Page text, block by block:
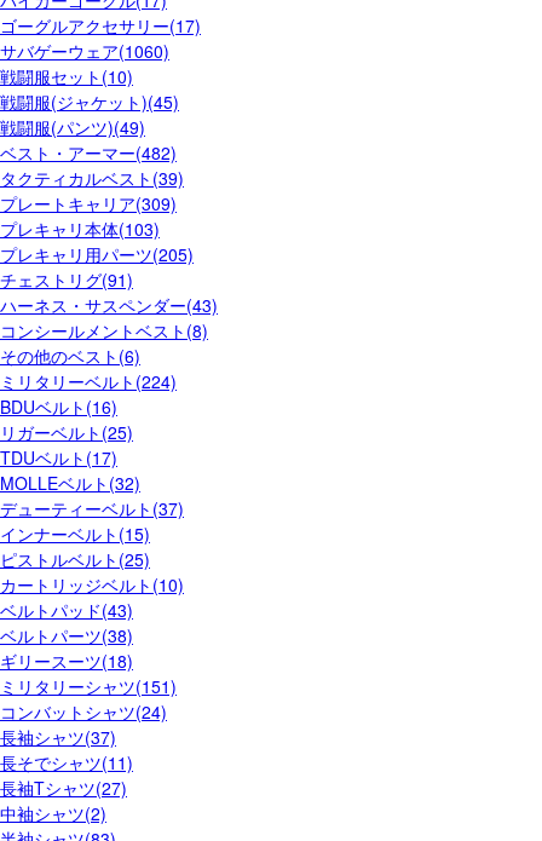
ゴーグルアクセサリー(17)
サバゲーウェア(1060)
戦闘服セット(10)
戦闘服(ジャケット)(45)
戦闘服(パンツ)(49)
ベスト・アーマー(482)
タクティカルベスト(39)
プレートキャリア(309)
プレキャリ本体(103)
プレキャリ用パーツ(205)
チェストリグ(91)
ハーネス・サスペンダー(43)
コンシールメントベスト(8)
その他のベスト(6)
ミリタリーベルト(224)
BDUベルト(16)
リガーベルト(25)
TDUベルト(17)
MOLLEベルト(32)
デューティーベルト(37)
インナーベルト(15)
ピストルベルト(25)
カートリッジベルト(10)
ベルトパッド(43)
ベルトパーツ(38)
ギリースーツ(18)
ミリタリーシャツ(151)
コンバットシャツ(24)
長袖シャツ(37)
長そでシャツ(11)
長袖Tシャツ(27)
中袖シャツ(2)